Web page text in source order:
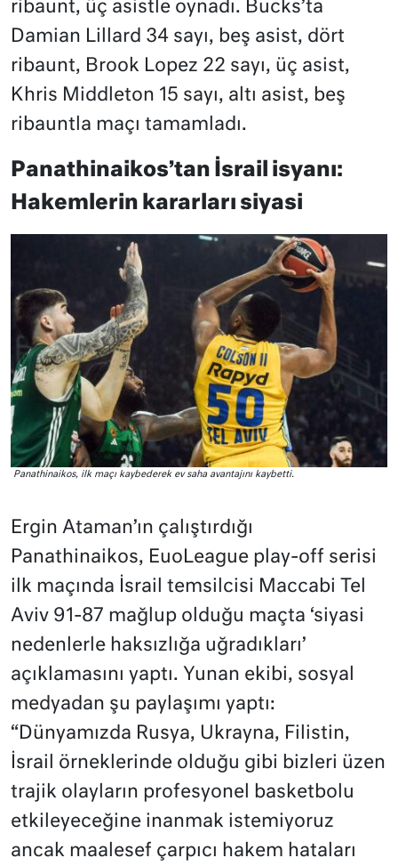
ribaunt, üç asistle oynadı. Bucks’ta
Damian Lillard 34 sayı, beş asist, dört
ribaunt, Brook Lopez 22 sayı, üç asist,
Khris Middleton 15 sayı, altı asist, beş
ribauntla maçı tamamladı.
Panathinaikos’tan İsrail isyanı:
Hakemlerin kararları siyasi
Panathinaikos, ilk maçı kaybederek ev saha avantajını kaybetti.
Ergin Ataman’ın çalıştırdığı
Panathinaikos, EuoLeague play-off serisi
ilk maçında İsrail temsilcisi Maccabi Tel
Aviv 91-87 mağlup olduğu maçta ‘siyasi
nedenlerle haksızlığa uğradıkları’
açıklamasını yaptı. Yunan ekibi, sosyal
medyadan şu paylaşımı yaptı:
“Dünyamızda Rusya, Ukrayna, Filistin,
İsrail örneklerinde olduğu gibi bizleri üzen
trajik olayların profesyonel basketbolu
etkileyeceğine inanmak istemiyoruz
ancak maalesef çarpıcı hakem hataları